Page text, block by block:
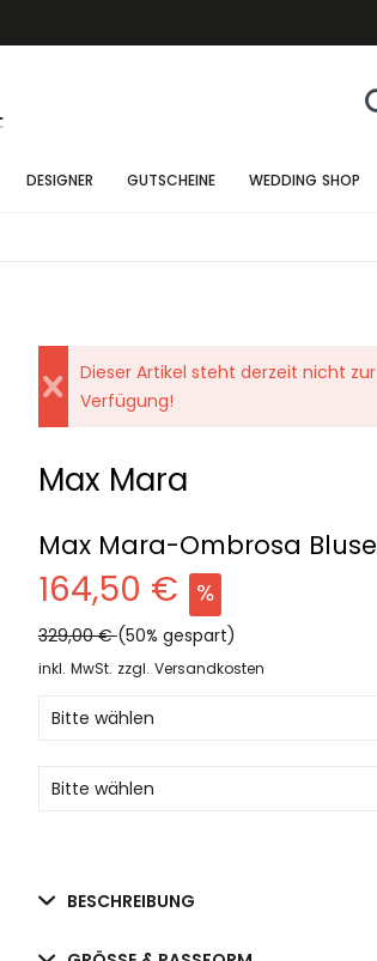
DESIGNER GUTSCHEINE WEDDING SHOP
Dieser Artikel steht derzeit nicht zur
Verfügung!
Max Mara
Max Mara-Ombrosa Bluse
164,50 €
329,00 €(50% gespart)
inkl. MwSt. zzgl. Versandkosten
BESCHREIBUNG